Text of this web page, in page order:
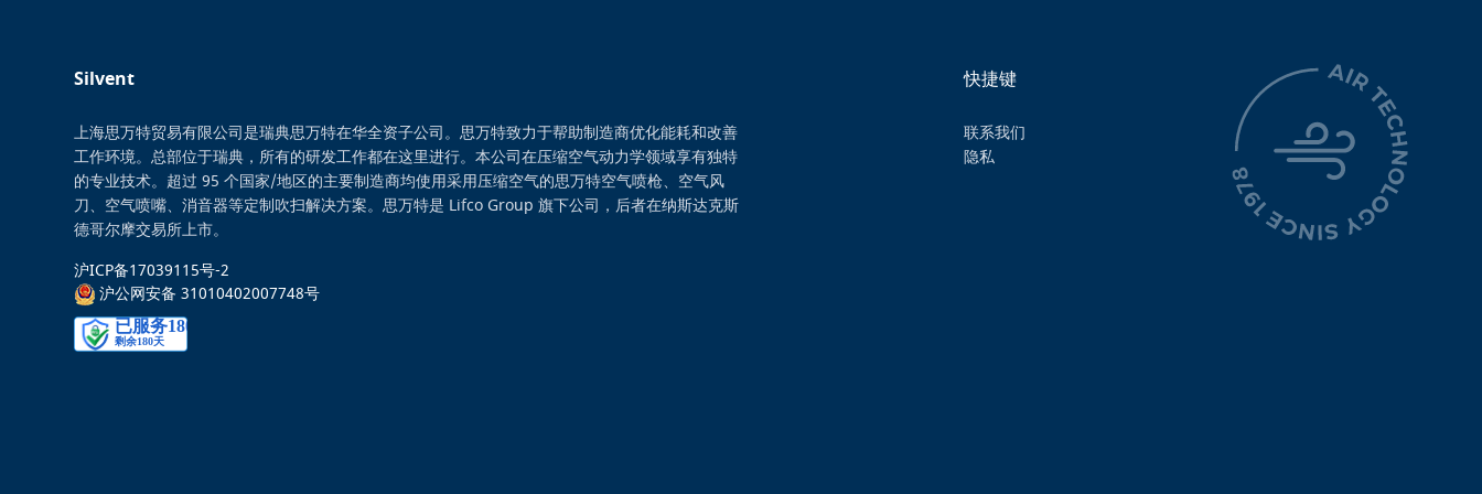
Silvent
上海思万特贸易有限公司是瑞典思万特在华全资子公司。思万特致力于帮助制造商优化能耗和改善
工作环境。总部位于瑞典，所有的研发工作都在这里进行。本公司在压缩空气动力学领域享有独特
的专业技术。超过 95 个国家/地区的主要制造商均使用采用压缩空气的思万特空气喷枪、空气风
刀、空气喷嘴、消音器等定制吹扫解决方案。思万特是 Lifco Group 旗下公司，后者在纳斯达克斯
德哥尔摩交易所上市。
沪ICP备17039115号-2
沪公网安备 31010402007748号
快捷键
联系我们
隐私